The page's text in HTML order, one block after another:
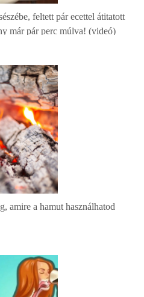
feltett pár ecettel átitatott
már pár perc múlva! (videó)
amire a hamut használhatod